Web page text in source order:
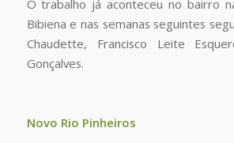
O trabalho já aconteceu no bairro
Bibiena e nas semanas seguintes
Chaudette, Francisco Leite
Gonçalves.
Novo Rio Pinheiros